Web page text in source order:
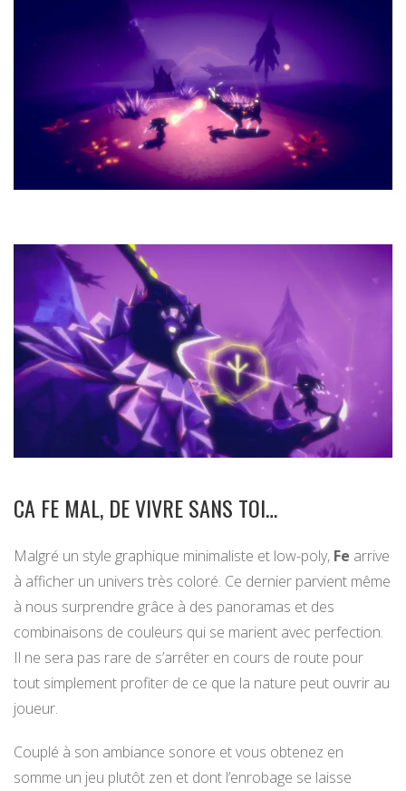
CA FE MAL, DE VIVRE SANS TOI…
Malgré un style graphique minimaliste et low-poly, Fe arrive
à afficher un univers très coloré. Ce dernier parvient même
à nous surprendre grâce à des panoramas et des
combinaisons de couleurs qui se marient avec perfection.
Il ne sera pas rare de s’arrêter en cours de route pour
tout simplement profiter de ce que la nature peut ouvrir au
joueur.
Couplé à son ambiance sonore et vous obtenez en
somme un jeu plutôt zen et dont l’enrobage se laisse